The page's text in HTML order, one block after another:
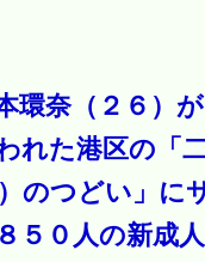
環奈（２６）が
れた港区の「
のつどい」に
５０人の新成